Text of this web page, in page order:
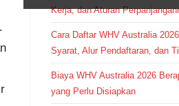
Kerja, dan Aturan
Cara Daftar WHV Australia
Syarat, Alur Pendaftaran, dan
Biaya WHV Australia 2026
yang Perlu Disiapkan